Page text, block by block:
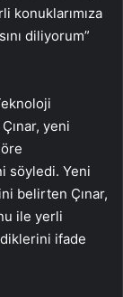
konuklarımıza
diliyorum”
yeni
söyledi. Yeni
belirten Çınar,
ile yerli
ifade